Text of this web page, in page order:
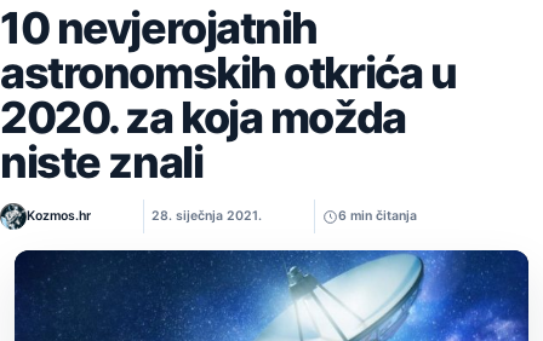
10 nevjerojatnih
astronomskih otkrića u
2020. za koja možda
niste znali
Kozmos.hr 28. siječnja 2021. 6 min čitanja